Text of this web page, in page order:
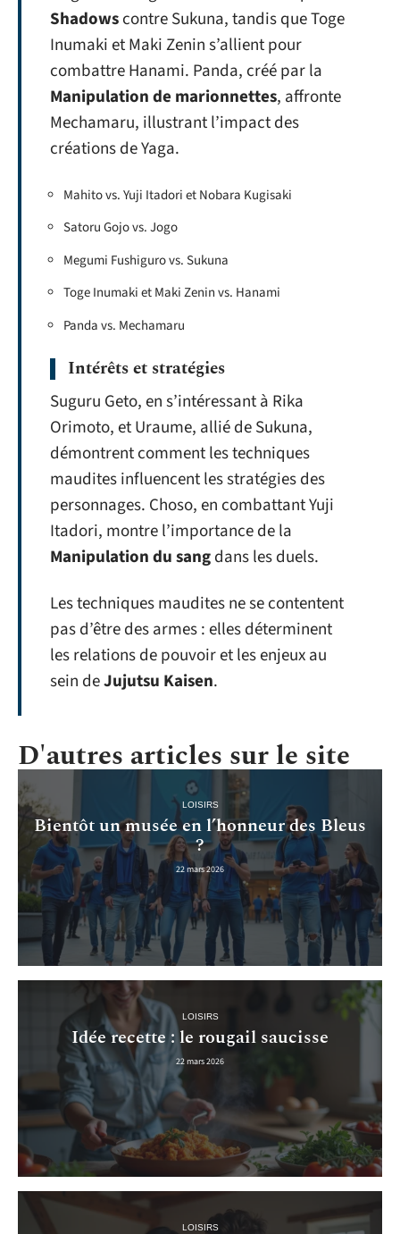
Shadowscontre Sukuna, tandis que Toge
Inumaki et Maki Zenin s’allient pour
combattre Hanami. Panda, créé par la
Manipulation de marionnettes, affronte
Mechamaru, illustrant l’impact des
créations de Yaga.
Mahito vs. Yuji Itadori et Nobara Kugisaki
Satoru Gojo vs. Jogo
Megumi Fushiguro vs. Sukuna
Toge Inumaki et Maki Zenin vs. Hanami
Panda vs. Mechamaru
Intérêts et stratégies
Suguru Geto, en s’intéressant à Rika
Orimoto, et Uraume, allié de Sukuna,
démontrent comment les techniques
maudites influencent les stratégies des
personnages. Choso, en combattant Yuji
Itadori, montre l’importance de la
Manipulation du sangdans les duels.
Les techniques maudites ne se contentent
pas d’être des armes : elles déterminent
les relations de pouvoir et les enjeux au
sein deJujutsu Kaisen.
D'autres articles sur le site
LOISIRS
Bientôt un musée en l’honneur des Bleus
?
22 mars 2026
LOISIRS
Idée recette : le rougail saucisse
22 mars 2026
LOISIRS